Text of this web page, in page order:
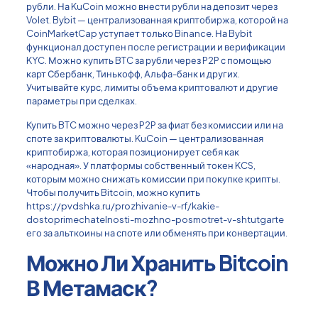
рубли. На KuCoin можно внести рубли на депозит через
Volet. Bybit — централизованная криптобиржа, которой на
CoinMarketCap уступает только Binance. На Bybit
функционал доступен после регистрации и верификации
KYC. Можно купить BTC за рубли через P2P с помощью
карт Сбербанк, Тинькофф, Альфа-банк и других.
Учитывайте курс, лимиты объема криптовалют и другие
параметры при сделках.
Купить BTC можно через P2P за фиат без комиссии или на
споте за криптовалюты. KuCoin — централизованная
криптобиржа, которая позиционирует себя как
«народная». У платформы собственный токен KCS,
которым можно снижать комиссии при покупке крипты.
Чтобы получить Bitcoin, можно купить
https://pvdshka.ru/prozhivanie-v-rf/kakie-
dostoprimechatelnosti-mozhno-posmotret-v-shtutgarte
его за альткоины на споте или обменять при конвертации.
Можно Ли Хранить Bitcoin
В Метамаск?